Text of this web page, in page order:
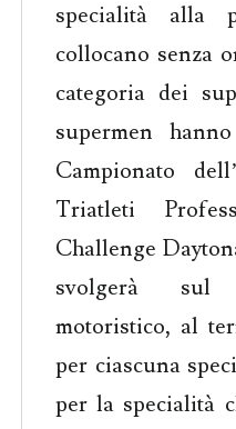
specialità
collocano senza
categoria dei
supermen
Campionato
Triatleti
Challenge
svolgerà sul
motoristico, al
per ciascuna
per la specialità